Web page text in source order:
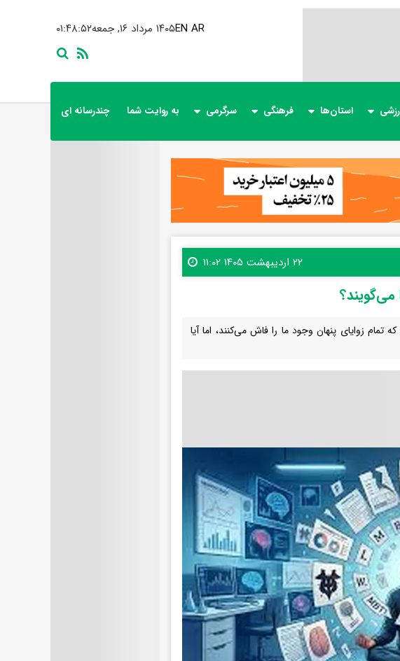
۰۱:۴۸:۵۴ ۱۴۰۵ مرداد ۱۶, جمعهEN AR
استان‌ها فرهنگی سرگرمی به روایت شما چندرسانه ای
۲۲ اردیبهشت ۱۴۰۵ ۱۱:۰۲
زوایای پنهان وجود ما را فاش می‌کنند، اما آیا